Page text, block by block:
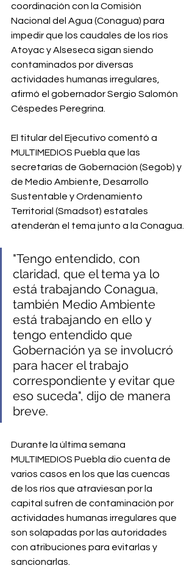
coordinación con la Comisión
Nacional del Agua (Conagua) para
impedir que los caudales de los ríos
Atoyac y Alseseca sigan siendo
contaminados por diversas
actividades humanas irregulares,
afirmó el gobernador Sergio Salomón
Céspedes Peregrina.⁣
El titular del Ejecutivo comentó a
MULTIMEDIOS Puebla que las
secretarías de Gobernación (Segob) y
de Medio Ambiente, Desarrollo
Sustentable y Ordenamiento
Territorial (Smadsot) estatales
atenderán el tema junto a la Conagua.⁣
"Tengo entendido, con
claridad, que el tema ya lo
está trabajando Conagua,
también Medio Ambiente
está trabajando en ello y
tengo entendido que
Gobernación ya se involucró
para hacer el trabajo
correspondiente y evitar que
eso suceda", dijo de manera
breve.⁣
Durante la última semana
MULTIMEDIOS Puebla dio cuenta de
varios casos en los que las cuencas
de los ríos que atraviesan por la
capital sufren de contaminación por
actividades humanas irregulares que
son solapadas por las autoridades
con atribuciones para evitarlas y
sancionarlas.⁣